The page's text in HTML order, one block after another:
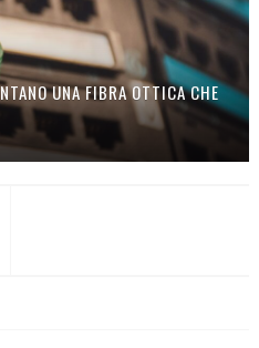
UNA FIBRA OTTICA CHE